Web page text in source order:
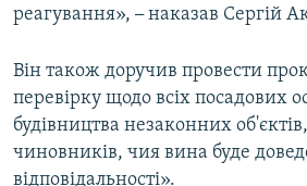
реагування», –наказав Сергій
Він також доручив провести
перевірку щодо всіх посадових
будівництва незаконних
чиновників, чия вина буде
відповідальності».